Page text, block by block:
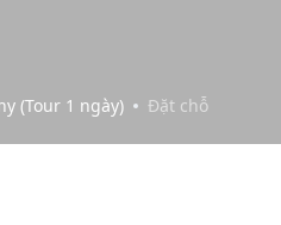
(Tour 1 ngày)
Đặt chỗ